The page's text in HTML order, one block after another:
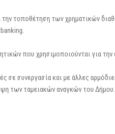
την τοποθέτηση των χρηματικών
που χρησιμοποιούνται για
σε συνεργασία και με άλλες
των ταμειακών αναγκών του Δήμου.